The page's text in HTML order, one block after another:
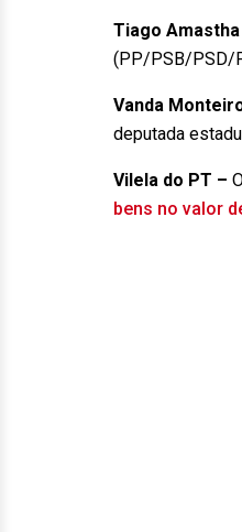
Tiago
(PP/PSB/PSD/
Vanda
deputada
Vilela do PT –
bens no valor